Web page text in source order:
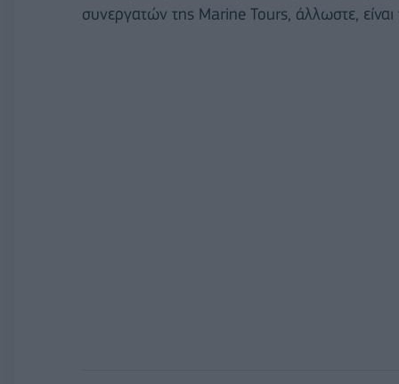
συνεργατών της Marine Tours, άλλωστε, είναι